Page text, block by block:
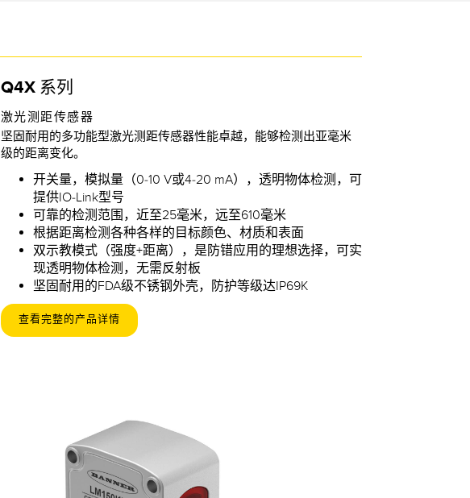
Q4X 系列
激光测距传感器
坚固耐用的多功能型激光测距传感器性能卓越，能够检测出亚毫米
级的距离变化。
开关量，模拟量（0-10 V或4-20 mA），透明物体检测，可
提供IO-Link型号
可靠的检测范围，近至25毫米，远至610毫米
根据距离检测各种各样的目标颜色、材质和表面
双示教模式（强度+距离），是防错应用的理想选择，可实
现透明物体检测，无需反射板
坚固耐用的FDA级不锈钢外壳，防护等级达IP69K
查看完整的产品详情